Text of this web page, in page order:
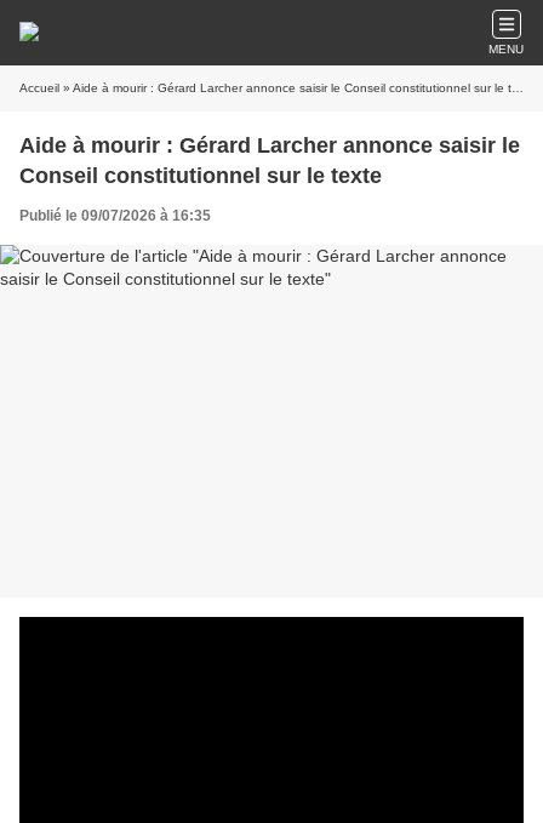
MENU
Accueil » Aide à mourir : Gérard Larcher annonce saisir le Conseil constitutionnel sur le texte
Aide à mourir : Gérard Larcher annonce saisir le
Conseil constitutionnel sur le texte
Publié le 09/07/2026 à 16:35